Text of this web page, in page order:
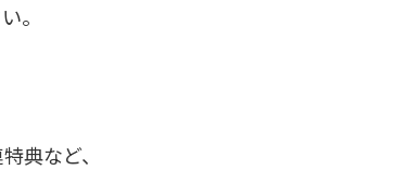
。
典など、